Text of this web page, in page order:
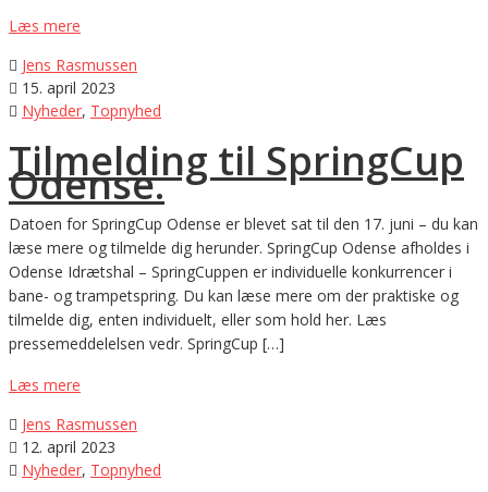
Læs mere
 Jens Rasmussen
 15. april 2023
 Nyheder, Topnyhed
Tilmelding til SpringCup
Odense.
Datoen for SpringCup Odense er blevet sat til den 17. juni – du kan
læse mere og tilmelde dig herunder. SpringCup Odense afholdes i
Odense Idrætshal – SpringCuppen er individuelle konkurrencer i
bane- og trampetspring. Du kan læse mere om der praktiske og
tilmelde dig, enten individuelt, eller som hold her. Læs
pressemeddelelsen vedr. SpringCup […]
Læs mere
 Jens Rasmussen
 12. april 2023
 Nyheder, Topnyhed